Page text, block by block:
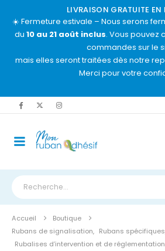
LIVRAISON GRATUITE EN
☀️ Fermeture estivale – Nous serons
du 10 au 21 août inclus. Vous pouvez
commandes sur le
mais elles seront traitées dès notre
Merci pour votre
Accueil
Boutique
Rubans de signalisation, Rubans spécifiques
Rubalises d’intervention et de réglementation